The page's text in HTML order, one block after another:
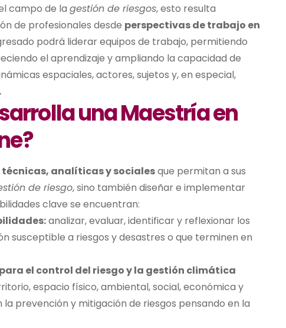
campo de la gestión de riesgos, esto resulta
de profesionales desde perspectivas de trabajo en
podrá liderar equipos de trabajo, permitiendo
el aprendizaje y ampliando la capacidad de
espaciales, actores, sujetos y, en especial,
unaMaestría en
?
técnicas, analíticas y socialesque permitan a sus
de riesgo, sino también diseñar e implementar
clave se encuentran:
analizar, evaluar, identificar y reflexionar los
susceptible a riesgos y desastres o que terminen en
el control del riesgo y la gestión climática
espacio físico, ambiental, social, económica y
prevención y mitigación de riesgos pensando en la